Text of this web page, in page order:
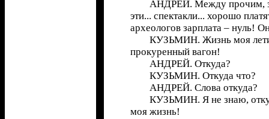
АНДРЕЙ. Между прочим,
эти... спектакли... хорошо
археологов зарплата – нуль!
КУЗЬМИН. Жизнь моя летит
прокуренный вагон!
АНДРЕЙ. Откуда?
КУЗЬМИН. Откуда что?
АНДРЕЙ. Слова откуда?
КУЗЬМИН. Я не знаю,
моя жизнь!